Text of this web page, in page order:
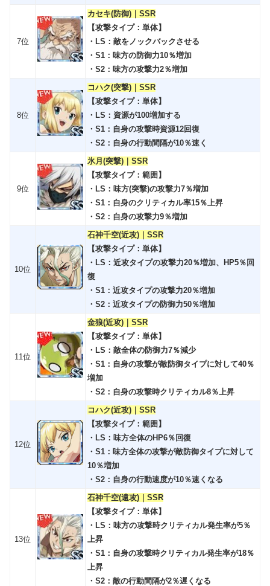
7位
カセキ(防御)｜SSR
【攻撃タイプ：単体】
・LS：敵をノックバックさせる
・S1：味方の防御力10％増加
・S2：味方の攻撃力2％増加
8位
コハク(突撃)｜SSR
【攻撃タイプ：単体】
・LS：資源が100増加する
・S1：自身の攻撃時資源12回復
・S2：自身の行動間隔が10％速く
9位
氷月(突撃)｜SSR
【攻撃タイプ：範囲】
・LS：味方(突撃)の攻撃力7％増加
・S1：自身のクリティカル率15％上昇
・S2：自身の攻撃力9％増加
10位
石神千空(近攻)｜SSR
【攻撃タイプ：単体】
・LS：近攻タイプの攻撃力20％増加、HP5％回
復
・S1：近攻タイプの攻撃力20％増加
・S2：近攻タイプの防御力50％増加
11位
金狼(近攻)｜SSR
【攻撃タイプ：単体】
・LS：敵全体の防御力7％減少
・S1：自身の攻撃が敵防御タイプに対して40％
増加
・S2：自身の攻撃時クリティカル8％上昇
12位
コハク(近攻)｜SSR
【攻撃タイプ：範囲】
・LS：味方全体のHP6％回復
・S1：味方全体の攻撃が敵防御タイプに対して
10％増加
・S2：自身の行動速度が10％速くなる
13位
石神千空(遠攻)｜SSR
【攻撃タイプ：単体】
・LS：味方の攻撃時クリティカル発生率が5％
上昇
・S1：自身の攻撃時クリティカル発生率が18％
上昇
・S2：敵の行動間隔が2％遅くなる